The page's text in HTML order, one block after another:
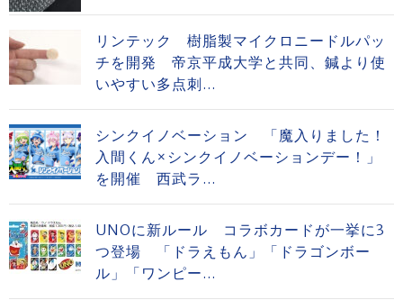
リンテック 樹脂製マイクロニードルパッ
チを開発 帝京平成大学と共同、鍼より使
いやすい多点刺...
シンクイノベーション 「魔入りました！
入間くん×シンクイノベーションデー！」
を開催 西武ラ...
UNOに新ルール コラボカードが一挙に3
つ登場 「ドラえもん」「ドラゴンボー
ル」「ワンピー...